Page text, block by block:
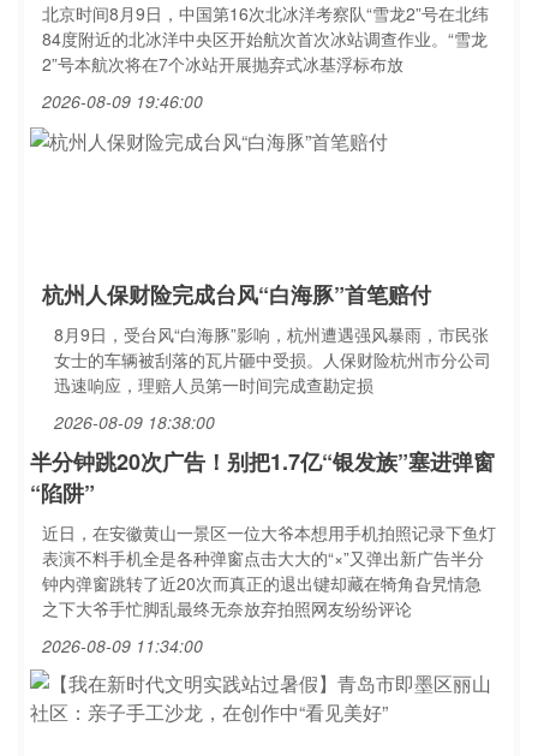
北京时间8月9日，中国第16次北冰洋考察队“雪龙2”号在北纬
84度附近的北冰洋中央区开始航次首次冰站调查作业。“雪龙
2”号本航次将在7个冰站开展抛弃式冰基浮标布放
2026-08-09 19:46:00
杭州人保财险完成台风“白海豚”首笔赔付
8月9日，受台风“白海豚”影响，杭州遭遇强风暴雨，市民张
女士的车辆被刮落的瓦片砸中受损。人保财险杭州市分公司
迅速响应，理赔人员第一时间完成查勘定损
2026-08-09 18:38:00
半分钟跳20次广告！别把1.7亿“银发族”塞进弹窗
“陷阱”
近日，在安徽黄山一景区一位大爷本想用手机拍照记录下鱼灯
表演不料手机全是各种弹窗点击大大的“×”又弹出新广告半分
钟内弹窗跳转了近20次而真正的退出键却藏在犄角旮旯情急
之下大爷手忙脚乱最终无奈放弃拍照网友纷纷评论
2026-08-09 11:34:00